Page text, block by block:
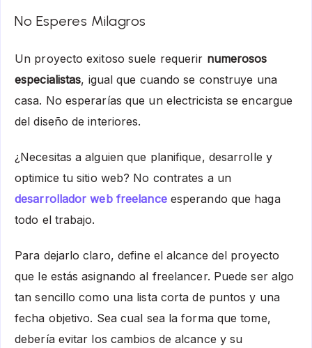
No Esperes Milagros
Un proyecto exitoso suele requerir numerosos
especialistas, igual que cuando se construye una
casa. No esperarías que un electricista se encargue
del diseño de interiores.
¿Necesitas a alguien que planifique, desarrolle y
optimice tu sitio web? No contrates a un
desarrollador web freelanceesperando que haga
todo el trabajo.
Para dejarlo claro, define el alcance del proyecto
que le estás asignando al freelancer. Puede ser algo
tan sencillo como una lista corta de puntos y una
fecha objetivo. Sea cual sea la forma que tome,
debería evitar los cambios de alcance y su